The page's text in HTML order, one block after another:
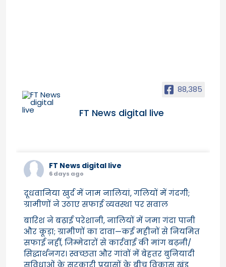
88,385
FT News digital live
FT News digital live
6 days ago
दूधवानिया खुर्द में जाम नालियां, गलियों में गंदगी;
ग्रामीणों ने उठाए सफाई व्यवस्था पर सवाल
बारिश ने बढ़ाई परेशानी, नालियों में जमा गंदा पानी
और कूड़ा; ग्रामीणों का दावा—कई महीनों से नियमित
सफाई नहीं, जिम्मेदारों से कार्रवाई की मांग बढ़नी/
सिद्धार्थनगर। स्वच्छता और गांवों में बेहतर बुनियादी
सुविधाओं के सरकारी प्रयासों के बीच विकास खंड